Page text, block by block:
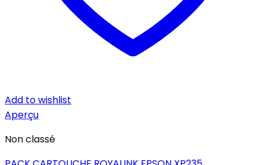
Add to wishlist
Aperçu
Non classé